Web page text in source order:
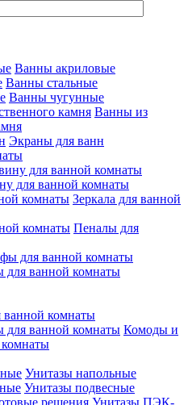
Ванны акриловые
Ванны стальные
Ванны чугунные
Ванны из
Экраны для ванн
для ванной комнаты
Зеркала для ванной
Пеналы для
для ванной комнаты
комнаты
Комоды и
Унитазы напольные
Унитазы подвесные
Унитазы ПЭК-